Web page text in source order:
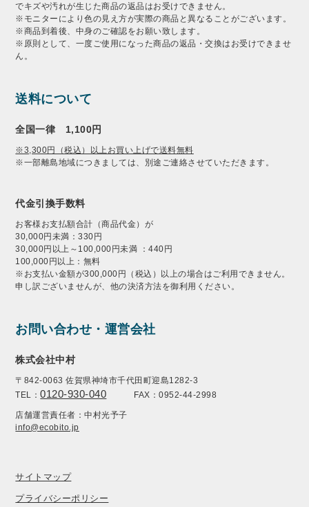
でキズや汚れが生じた商品の返品はお受けできません。
※モニターにより色の見え方が実際の商品と異なることがございます。
※商品到着後、中身のご確認をお願い致します。
※原則として、一度ご使用になった商品の返品・交換はお受けできませ
ん。
送料について
全国一律 1,100円
※3,300円（税込）以上お買い上げで送料無料
※一部離島地域につきましては、別途ご連絡させていただきます。
代金引換手数料
お客様お支払額合計（商品代金）が
30,000円未満：330円
30,000円以上～100,000円未満 ：440円
100,000円以上：無料
※お支払い金額が300,000円（税込）以上の場合はご利用できません。
申し訳ございませんが、他の決済方法を御利用ください。
お問い合わせ・運営会社
株式会社中村
〒842-0063 佐賀県神埼市千代田町迎島1282-3
TEL：0120-930-040 FAX：0952-44-2998
店舗運営責任者：中村光予子
info@ecobito.jp
サイトマップ
プライバシーポリシー